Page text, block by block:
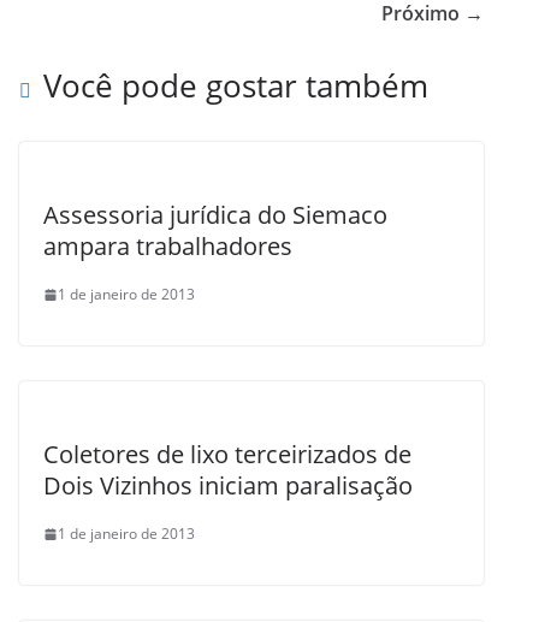
o
Próximo →
Você pode gostar também
Assessoria jurídica do Siemaco
ampara trabalhadores
1 de janeiro de 2013
Coletores de lixo terceirizados de
Dois Vizinhos iniciam paralisação
1 de janeiro de 2013